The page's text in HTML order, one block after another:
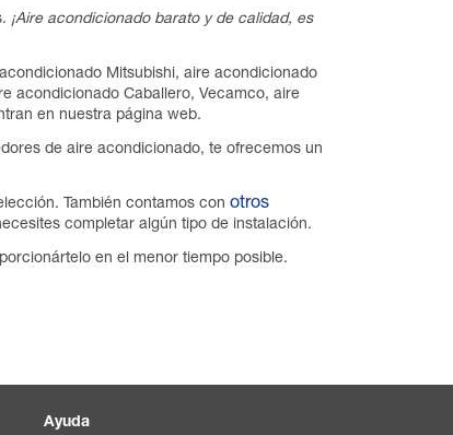
¡Aire acondicionado barato y de calidad, es
Mitsubishi, aire acondicionado
acondicionado Caballero, Vecamco, aire
en nuestra página web.
de aire acondicionado, te ofrecemos un
También contamos con otros
completar algún tipo de instalación.
en el menor tiempo posible.
Ayuda